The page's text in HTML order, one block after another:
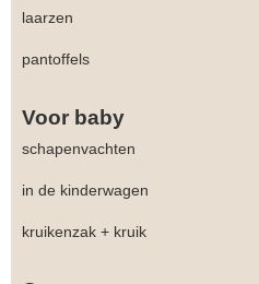
laarzen
pantoffels
Voor baby
schapenvachten
in de kinderwagen
kruikenzak + kruik